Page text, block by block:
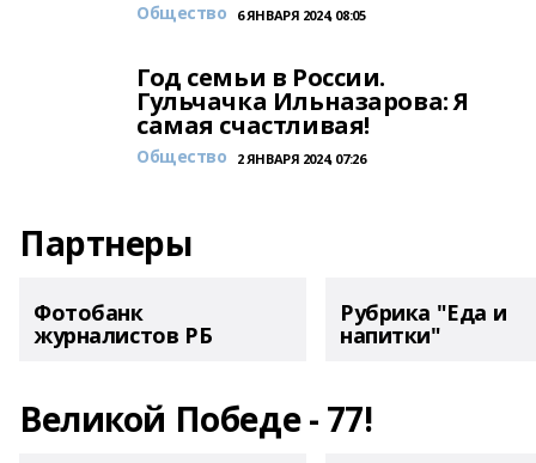
Общество 6 ЯНВАРЯ 2024, 08:05
Год семьи в России.
Гульчачка Ильназарова: Я
самая счастливая!
Общество 2 ЯНВАРЯ 2024, 07:26
Партнеры
Фотобанк
журналистов РБ
Рубрика "Еда и
напитки"
Великой Победе - 77!